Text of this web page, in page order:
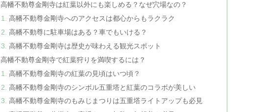
高幡不動尊金剛寺は紅葉以外にも楽しめる？なぜ穴場なの？
高幡不動尊金剛寺へのアクセスは都心からもラクラク
高幡不動尊に駐車場はある？車でもいける？
高幡不動尊金剛寺は歴史が味わえる観光スポット
高幡不動尊金剛寺で紅葉狩りを満喫するには？
高幡不動尊金剛寺の紅葉の見頃はいつ頃？
高幡不動尊金剛寺のシンボル五重塔と紅葉のコラボが美しい
高幡不動尊金剛寺のもみじまつりは五重塔ライトアップも必見